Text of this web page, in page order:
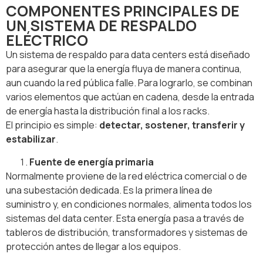
COMPONENTES PRINCIPALES DE
UN SISTEMA DE RESPALDO
ELÉCTRICO
Un sistema de respaldo para data centers está diseñado
para asegurar que la energía fluya de manera continua,
aun cuando la red pública falle. Para lograrlo, se combinan
varios elementos que actúan en cadena, desde la entrada
de energía hasta la distribución final a los racks.
El principio es simple: detectar, sostener, transferir y
estabilizar.
Fuente de energía primaria
Normalmente proviene de la red eléctrica comercial o de
una subestación dedicada. Es la primera línea de
suministro y, en condiciones normales, alimenta todos los
sistemas del data center. Esta energía pasa a través de
tableros de distribución, transformadores y sistemas de
protección antes de llegar a los equipos.